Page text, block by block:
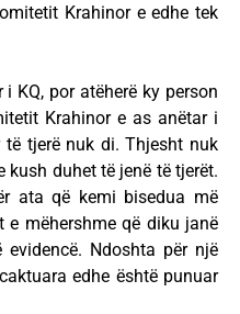
Krahinor e edhe tek
KQ, por atëherë ky person
Krahinor e as anëtar i
të tjerë nuk di. Thjesht nuk
duhet të jenë të tjerët.
ata që kemi bisedua më
e mëhershme që diku janë
Ndoshta për një
edhe është punuar